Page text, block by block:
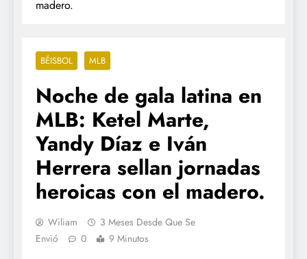
madero.
BÉISBOL MLB
Noche de gala latina en
MLB: Ketel Marte,
Yandy Díaz e Iván
Herrera sellan jornadas
heroicas con el madero.
Wiliam
3 Meses Desde Que Se
Envió
0 9 Minutos